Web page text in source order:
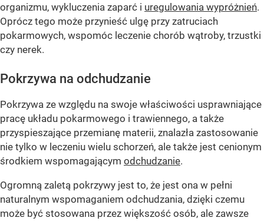
organizmu, wykluczenia zaparć i uregulowania wypróżnień.
Oprócz tego może przynieść ulgę przy zatruciach
pokarmowych, wspomóc leczenie chorób wątroby, trzustki
czy nerek.
Pokrzywa na odchudzanie
Pokrzywa ze względu na swoje właściwości usprawniające
pracę układu pokarmowego i trawiennego, a także
przyspieszające przemianę materii, znalazła zastosowanie
nie tylko w leczeniu wielu schorzeń, ale także jest cenionym
środkiem wspomagającym odchudzanie.
Ogromną zaletą pokrzywy jest to, że jest ona w pełni
naturalnym wspomaganiem odchudzania, dzięki czemu
może być stosowana przez większość osób, ale zawsze